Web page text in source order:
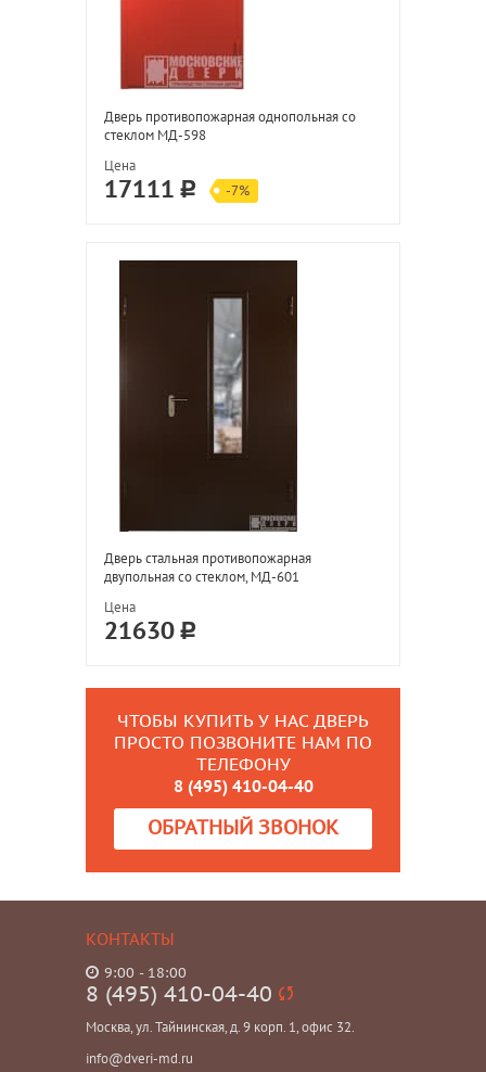
Дверь противопожарная однопольная со
стеклом МД-598
Цена
17111 -7%
Дверь стальная противопожарная
двупольная со стеклом, МД-601
Цена
21630
ЧТОБЫ КУПИТЬ У НАС ДВЕРЬ
ПРОСТО ПОЗВОНИТЕ НАМ ПО
ТЕЛЕФОНУ
8 (495) 410-04-40
ОБРАТНЫЙ ЗВОНОК
КОНТАКТЫ
9:00 - 18:00
8 (495) 410-04-40
Москва, ул. Тайнинская, д. 9 корп. 1, офис 32.
info@dveri-md.ru